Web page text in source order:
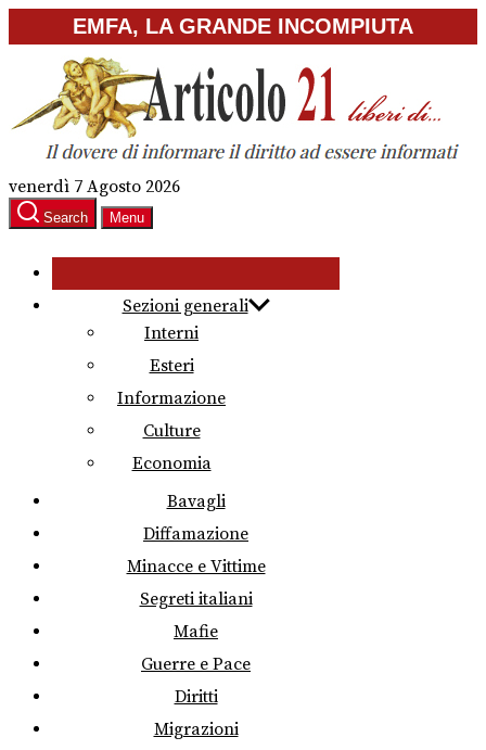
to
content
EMFA, LA GRANDE INCOMPIUTA
venerdì 7 Agosto 2026
Search Menu
Sezioni generali
Interni
Esteri
Informazione
Culture
Economia
Bavagli
Diffamazione
Minacce e Vittime
Segreti italiani
Mafie
Guerre e Pace
Diritti
Migrazioni